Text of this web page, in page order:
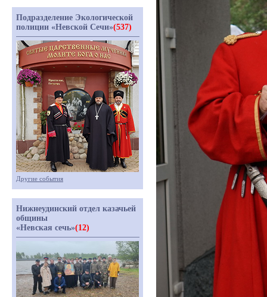
Подразделение Экологической
полиции «Невской Сечи»(537)
Другие события
Нижнеудинский отдел казачьей
общины
«Невская сечь»(12)